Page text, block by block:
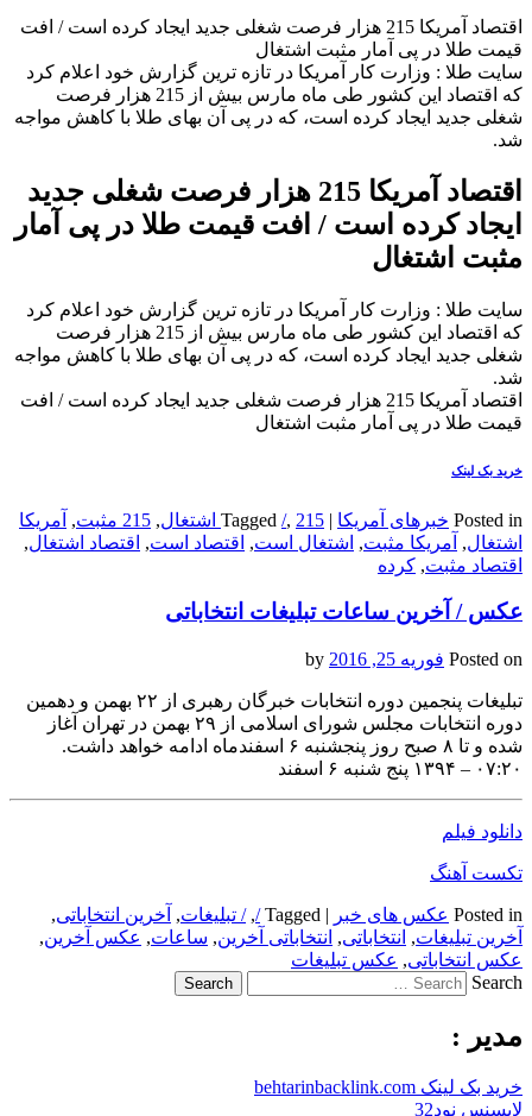
اقتصاد آمریکا 215 هزار فرصت شغلی جدید ایجاد کرده است / افت
قیمت طلا در پی آمار مثبت اشتغال
سایت طلا : وزارت کار آمریکا در تازه ترین گزارش خود اعلام کرد
که اقتصاد این کشور طی ماه مارس بیش از 215 هزار فرصت
شغلی جدید ایجاد کرده است، که در پی آن بهای طلا با کاهش مواجه
شد.
اقتصاد آمریکا 215 هزار فرصت شغلی جدید
ایجاد کرده است / افت قیمت طلا در پی آمار
مثبت اشتغال
سایت طلا : وزارت کار آمریکا در تازه ترین گزارش خود اعلام کرد
که اقتصاد این کشور طی ماه مارس بیش از 215 هزار فرصت
شغلی جدید ایجاد کرده است، که در پی آن بهای طلا با کاهش مواجه
شد.
اقتصاد آمریکا 215 هزار فرصت شغلی جدید ایجاد کرده است / افت
قیمت طلا در پی آمار مثبت اشتغال
خرید بک لینک
Posted in خبرهای آمریکا |
Tagged /, 215 اشتغال , 215 مثبت , آمریکا
اشتغال, آمریکا مثبت, اشتغال است, اقتصاد است, اقتصاد اشتغال,
اقتصاد مثبت, کرده
عکس / آخرین ساعات تبلیغات انتخاباتی
Posted on فوریه 25, 2016
تبلیغات پنجمین دوره انتخابات خبرگان رهبری از ۲۲ بهمن و دهمین
دوره انتخابات مجلس شورای اسلامی از ۲۹ بهمن در تهران آغاز
شده و تا ۸ صبح روز پنجشنبه ۶ اسفندماه ادامه خواهد داشت.
۰۷:۲۰ – ۱۳۹۴ پنج شنبه ۶ اسفند
دانلود فیلم
تکست آهنگ
Posted in عکس های خبر |
Tagged
/
,/ تبلیغات, آخرین انتخاباتی,
آخرین تبلیغات, انتخاباتی, انتخاباتی آخرین, ساعات, عکس آخرین,
عکس انتخاباتی, عکس تبلیغات
Search
مدیر :
خرید بک لینک behtarinbacklink.com
لایسنس نود32